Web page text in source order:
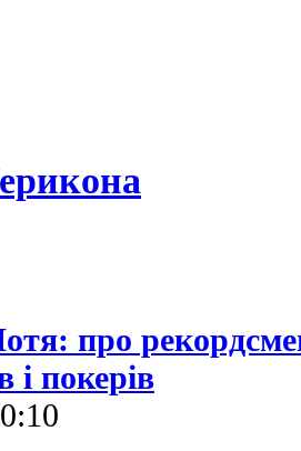
про
і покерів